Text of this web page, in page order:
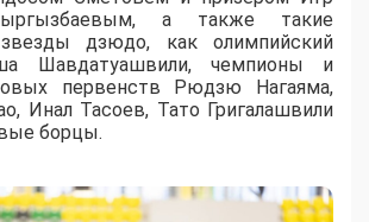
а также такие
дзюдо, как олимпийский
Шавдатуашвили, чемпионы и
первенств Рюдзю Нагаяма,
Инал Тасоев, Тато Григалашвили
борцы.